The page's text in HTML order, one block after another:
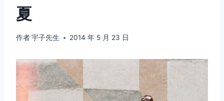
夏
作者宇子先生 2014 年 5 月 23 日